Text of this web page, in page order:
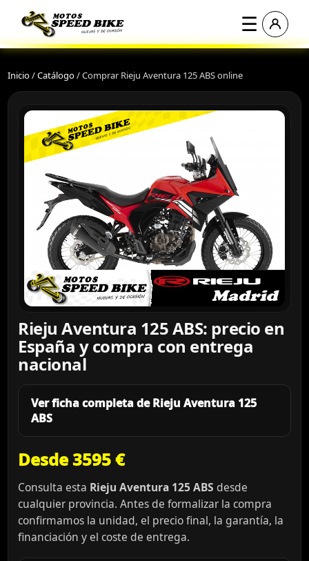
☰
Inicio/Catálogo/Comprar Rieju Aventura 125 ABS online
Rieju Aventura 125 ABS: precio en
España y compra con entrega
nacional
Ver ficha completa de Rieju Aventura 125
ABS
Desde 3595 €
Consulta esta Rieju Aventura 125 ABS desde
cualquier provincia. Antes de formalizar la compra
confirmamos la unidad, el precio final, la garantía, la
financiación y el coste de entrega.